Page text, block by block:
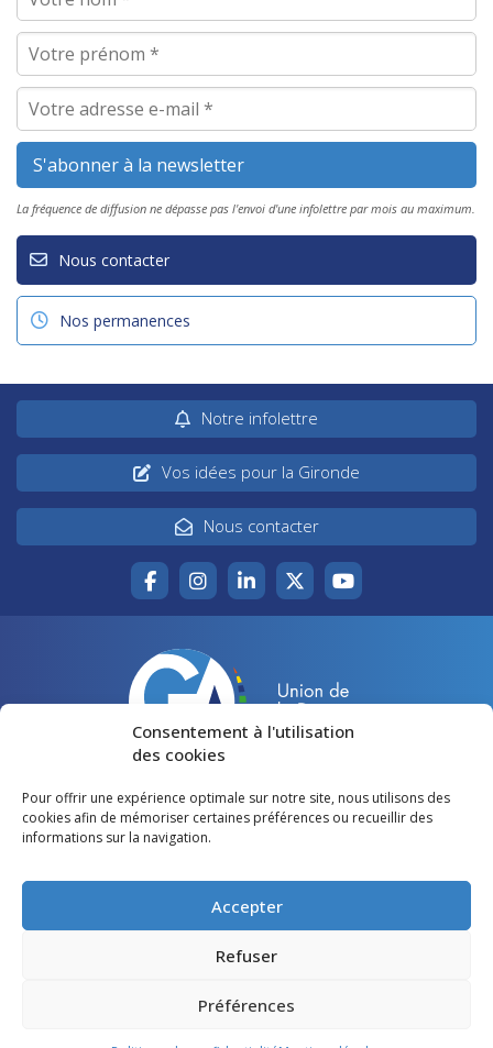
Consentement à l'utilisation
des cookies
Pour offrir une expérience optimale sur notre site, nous utilisons des
cookies afin de mémoriser certaines préférences ou recueillir des
informations sur la navigation.
Accepter
Refuser
Préférences
La fréquence de diffusion ne dépasse pas l'envoi d'une infolettre par mois au maximum.
Nous contacter
Nos permanences
Notre infolettre
Vos idées pour la Gironde
Nous contacter
Accueil
Votre canton
Lire et voir
Agir pour la Gironde
Restons en contact
Mentions légales